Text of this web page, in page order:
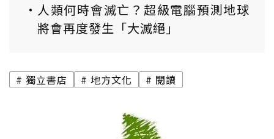
人類何時會滅亡？超級電腦預測地球
將會再度發生「大滅絕」
獨立書店 地方文化 閱讀